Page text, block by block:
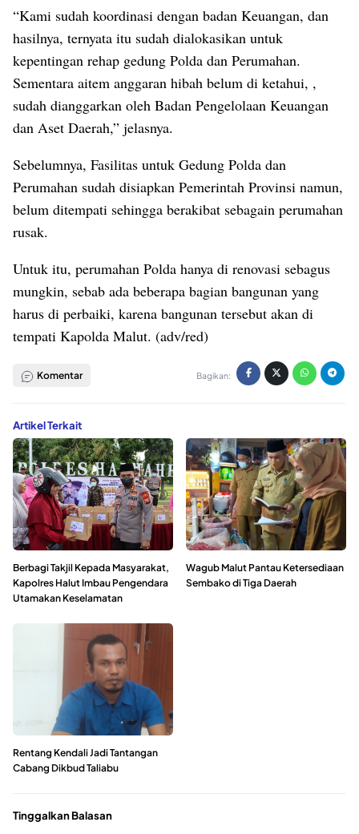
“Kami sudah koordinasi dengan badan Keuangan, dan
hasilnya, ternyata itu sudah dialokasikan untuk
kepentingan rehap gedung Polda dan Perumahan.
Sementara aitem anggaran hibah belum di ketahui, ,
sudah dianggarkan oleh Badan Pengelolaan Keuangan
dan Aset Daerah,” jelasnya.
Sebelumnya, Fasilitas untuk Gedung Polda dan
Perumahan sudah disiapkan Pemerintah Provinsi namun,
belum ditempati sehingga berakibat sebagain perumahan
rusak.
Untuk itu, perumahan Polda hanya di renovasi sebagus
mungkin, sebab ada beberapa bagian bangunan yang
harus di perbaiki, karena bangunan tersebut akan di
tempati Kapolda Malut. (adv/red)
Komentar Bagikan:
Artikel Terkait
Berbagi Takjil Kepada Masyarakat,
Kapolres Halut Imbau Pengendara
Utamakan Keselamatan
Wagub Malut Pantau Ketersediaan
Sembako di Tiga Daerah
Rentang Kendali Jadi Tantangan
Cabang Dikbud Taliabu
Tinggalkan Balasan